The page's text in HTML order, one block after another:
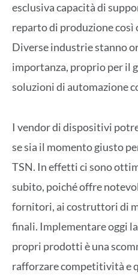
esclusiva capacità di
reparto di produzione così
Diverse industrie stanno
importanza, proprio per il
soluzioni di automazione
I vendor di dispositivi
se sia il momento giusto
TSN. In effetti ci sono
subito, poiché offre
fornitori, ai costruttori di
finali. Implementare oggi
propri prodotti è una
rafforzare competitività e